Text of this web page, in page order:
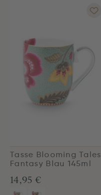
Tasse Blooming Tales
Fantasy Blau 145ml
14,95 €